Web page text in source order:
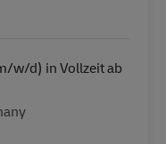
w/d) in Vollzeit ab